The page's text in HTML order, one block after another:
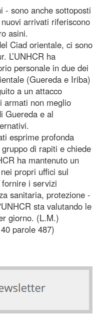
- sono anche sottoposti
arrivati riferiscono
asini.
Ciad orientale, ci sono
L’UNHCR ha
personale in due dei
(Guereda e Iriba)
a un attacco
armati non meglio
Guereda e al
esprime profonda
di rapiti e chiede
ha mantenuto un
propri uffici sul
i servizi
sanitaria, protezione -
sta valutando le
giorno. (L.M.)
parole 487)